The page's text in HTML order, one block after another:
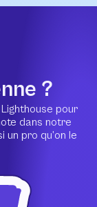
?
pour
dans notre
un pro qu’on le